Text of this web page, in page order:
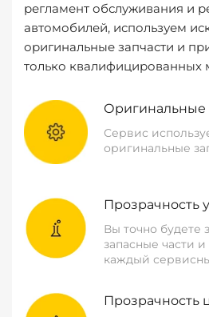
регламент обслуживания и
автомобилей, используем
оригинальные запчасти и
только квалифицированных
Оригинальные
Сервис
оригинальные
Прозрачность
Вы точно будете
запасные части
каждый
Прозрачность